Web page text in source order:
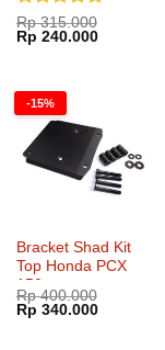
Dinilai5
dari 5
Rp315.000
Harga
aslinya
Rp 240.000Harga
Rp
-15%
Bracket Shad Kit
Top Honda PCX
150
Rp400.000
Harga
aslinya
Rp 340.000Harga